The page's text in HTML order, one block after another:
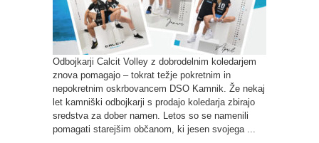
Odbojkarji Calcit Volley z dobrodelnim koledarjem
znova pomagajo – tokrat težje pokretnim in
nepokretnim oskrbovancem DSO Kamnik. Že nekaj
let kamniški odbojkarji s prodajo koledarja zbirajo
sredstva za dober namen. Letos so se namenili
pomagati starejšim občanom, ki jesen svojega ...